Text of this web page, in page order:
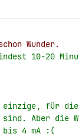
Wunder.
10-20
für die
sind. Aber die
bis 4 mA :(